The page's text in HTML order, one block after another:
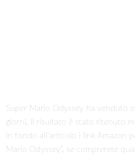
Super Mario Odyssey ha venduto
giorni. Il risultato è stato ritenuto
In fondo all’articolo i link Amazon
Mario Odyssey”, se comprerete